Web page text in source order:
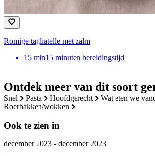
Ontdek meer van dit soort
snel pasta hoofdgerecht
wat eten we
roerbakken/wokken
Ook te zien in
december 2023 - december 2023
Romige tagliatelle met zalm
15 min15 minuten bereidingstijd